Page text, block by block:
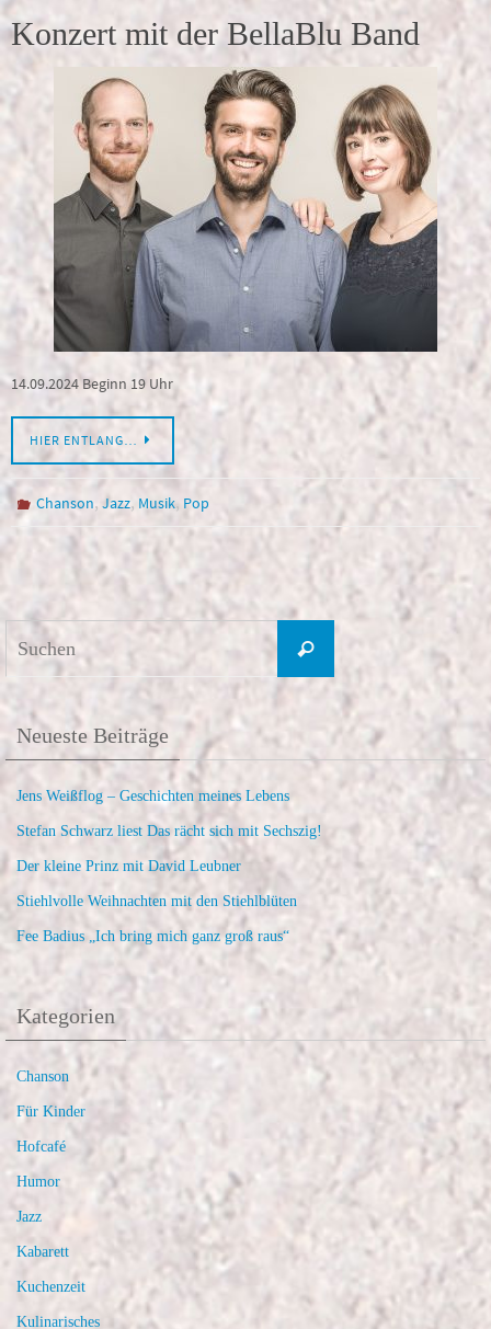
Konzert mit der BellaBlu Band
14.09.2024 Beginn 19 Uhr
HIER ENTLANG…
Chanson,Jazz, Musik, Pop
Suchen
Neueste Beiträge
Jens Weißflog – Geschichten meines Lebens
Stefan Schwarz liest Das rächt sich mit Sechszig!
Der kleine Prinz mit David Leubner
Stiehlvolle Weihnachten mit den Stiehlblüten
Fee Badius „Ich bring mich ganz groß raus“
Kategorien
Chanson
Für Kinder
Hofcafé
Humor
Jazz
Kabarett
Kuchenzeit
Kulinarisches